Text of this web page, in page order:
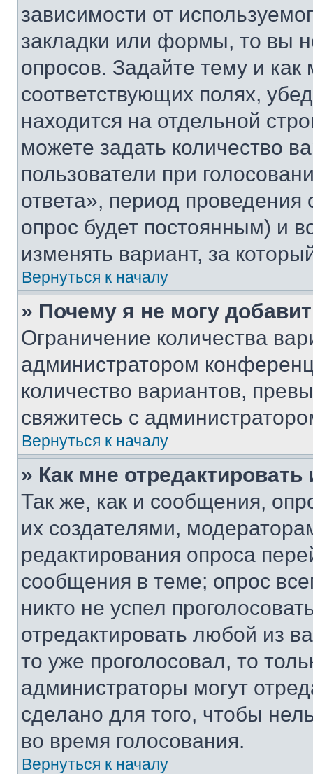
зависимости от
закладки или формы, то вы
опросов. Задайте тему и
соответствующих полях,
находится на отдельной
можете задать количество
пользователи при
ответа», период проведения
опрос будет постоянным) и
изменять вариант, за
Вернуться к началу
» Почему я не могу
Ограничение количества
администратором
количество вариантов,
свяжитесь с
Вернуться к началу
» Как мне
Так же, как и сообщения,
их создателями,
редактирования опроса
сообщения в теме; опрос
никто не успел
отредактировать любой из
то уже проголосовал, то
администраторы могут
сделано для того, чтобы
во время голосования.
Вернуться к началу